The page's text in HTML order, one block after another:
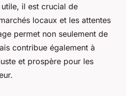
il est crucial de
locaux et les attentes
permet non seulement de
contribue également à
et prospère pour les